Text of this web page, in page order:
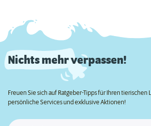
Nichts mehr verpassen!
Freuen Sie sich auf Ratgeber-Tipps für Ihren tierischen
persönliche Services und exklusive Aktionen!